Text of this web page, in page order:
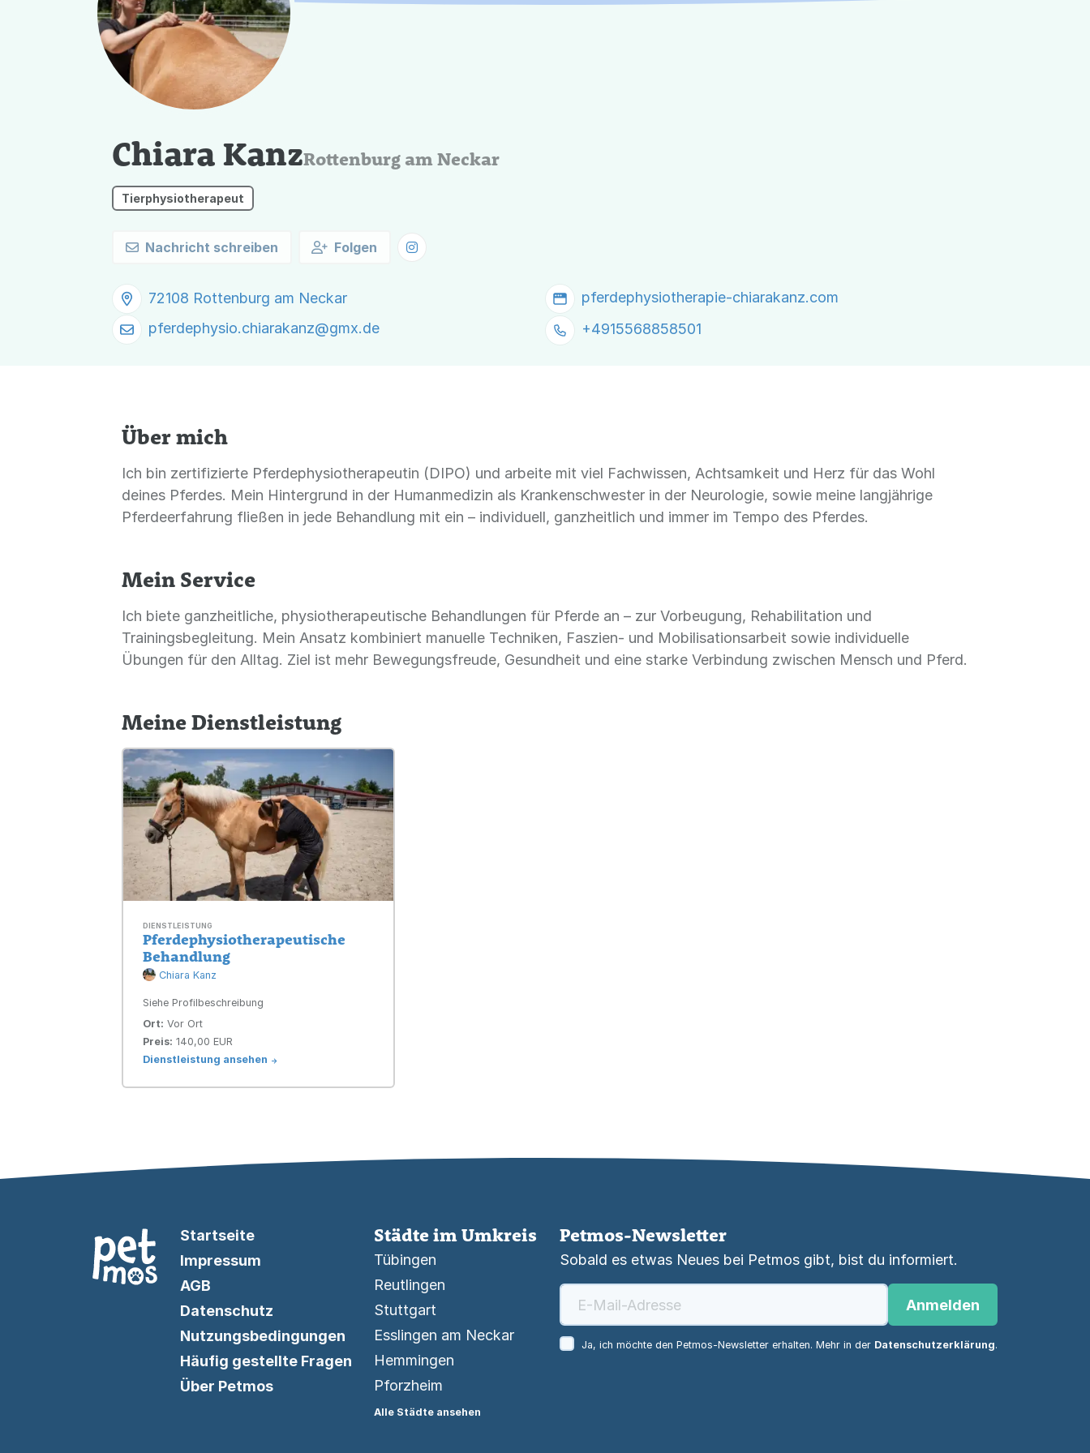
Chiara KanzRottenburg am Neckar
Tierphysiotherapeut
Nachricht schreiben Folgen
72108 Rottenburg am Neckar
pferdephysiotherapie-chiarakanz.com
pferdephysio.chiarakanz@gmx.de +4915568858501
Über mich
Ich bin zertifizierte Pferdephysiotherapeutin (DIPO) und arbeite mit viel Fachwissen, Achtsamkeit und Herz für das Wohl
deines Pferdes. Mein Hintergrund in der Humanmedizin als Krankenschwester in der Neurologie, sowie meine langjährige
Pferdeerfahrung fließen in jede Behandlung mit ein – individuell, ganzheitlich und immer im Tempo des Pferdes.
Mein Service
Ich biete ganzheitliche, physiotherapeutische Behandlungen für Pferde an – zur Vorbeugung, Rehabilitation und
Trainingsbegleitung. Mein Ansatz kombiniert manuelle Techniken, Faszien- und Mobilisationsarbeit sowie individuelle
Übungen für den Alltag. Ziel ist mehr Bewegungsfreude, Gesundheit und eine starke Verbindung zwischen Mensch und Pferd.
Meine Dienstleistung
DIENSTLEISTUNG
Pferdephysiotherapeutische
Behandlung
Chiara Kanz
Siehe Profilbeschreibung
Ort: Vor Ort
Preis: 140,00 EUR
Dienstleistung ansehen ->
Startseite
Impressum
AGB
Datenschutz
Nutzungsbedingungen
Häufig gestellte Fragen
Über Petmos
Städte im Umkreis
Tübingen
Reutlingen
Stuttgart
Esslingen am Neckar
Hemmingen
Pforzheim
Alle Städte ansehen
Petmos-Newsletter
Sobald es etwas Neues bei Petmos gibt, bist du informiert.
Anmelden
Ja, ich möchte den Petmos-Newsletter erhalten. Mehr in der Datenschutzerklärung.